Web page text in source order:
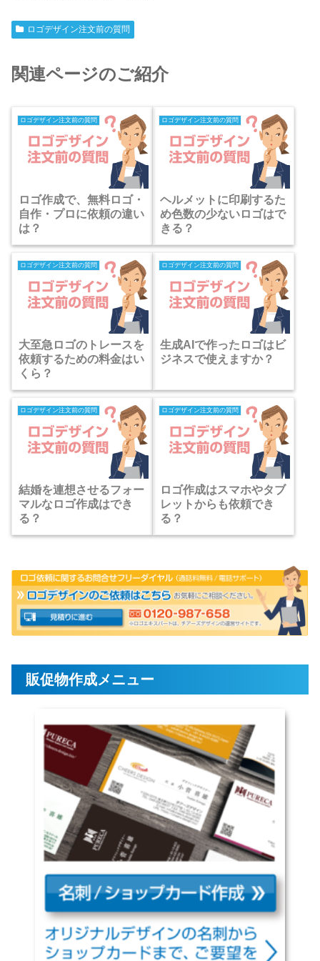
ロゴデザイン注文前の質問
関連ページのご紹介
ロゴデザイン注文前の質問
ロゴ作成で、無料ロゴ・
自作・プロに依頼の違い
は？
ロゴデザイン注文前の質問
ヘルメットに印刷するた
め色数の少ないロゴはで
きる？
ロゴデザイン注文前の質問
大至急ロゴのトレースを
依頼するための料金はい
くら？
ロゴデザイン注文前の質問
生成AIで作ったロゴはビ
ジネスで使えますか？
ロゴデザイン注文前の質問
結婚を連想させるフォー
マルなロゴ作成はでき
る？
ロゴデザイン注文前の質問
ロゴ作成はスマホやタブ
レットからも依頼でき
る？
販促物作成メニュー